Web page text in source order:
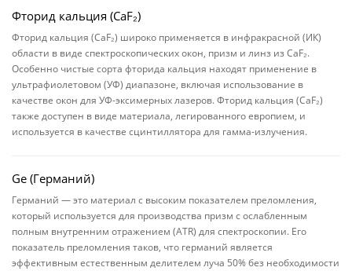
Фторид кальция (CaF₂)
Фторид кальция (CaF₂) широко применяется в инфракрасной (ИК)
области в виде спектроскопических окон, призм и линз из CaF₂.
Особенно чистые сорта фторида кальция находят применение в
ультрафиолетовом (УФ) диапазоне, включая использование в
качестве окон для УФ-эксимерных лазеров. Фторид кальция (CaF₂)
также доступен в виде материала, легированного европием, и
используется в качестве сцинтиллятора для гамма-излучения.
Ge (Германий)
Германий — это материал с высоким показателем преломления,
который используется для производства призм с ослабленным
полным внутренним отражением (ATR) для спектроскопии. Его
показатель преломления таков, что германий является
эффективным естественным делителем луча 50% без необходимости